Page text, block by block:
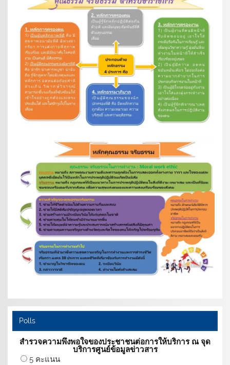
Polls
สำรวจความพึงพอใจของประชาชนต่อการให้บริการ ณ จุด
บริการศูนย์ข้อมูลข่าวสาร
5 คะแนน